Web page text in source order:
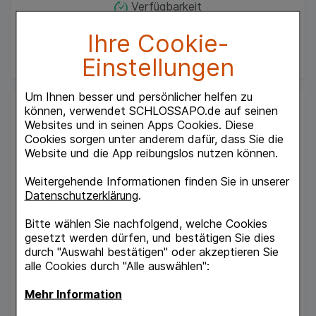
Ihre Cookie-
Einstellungen
Um Ihnen besser und persönlicher helfen zu
können, verwendet SCHLOSSAPO.de auf seinen
Websites und in seinen Apps Cookies. Diese
Cookies sorgen unter anderem dafür, dass Sie die
Website und die App reibungslos nutzen können.
Weitergehende Informationen finden Sie in unserer
Datenschutzerklärung.
Bitte wählen Sie nachfolgend, welche Cookies
gesetzt werden dürfen, und bestätigen Sie dies
durch "Auswahl bestätigen" oder akzeptieren Sie
alle Cookies durch "Alle auswählen":
Mehr Information
Verfügbarkeit
79,64 €¹
95,77 € ²
ABNOBAVISCUM Amygdali D 20 Ampullen
ABNOBA GmbH
8StAmpullen